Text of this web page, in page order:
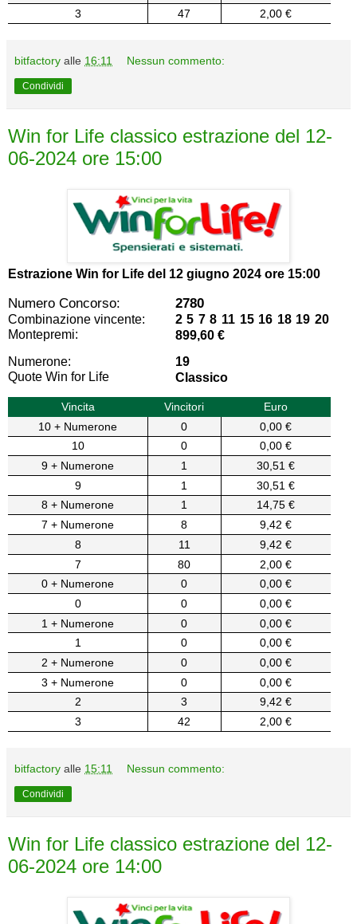
3
47 2,00 €
bitfactory alle 16:11 Nessun commento:
Condividi
Win for Life classico estrazione del 12-
06-2024 ore 15:00
Estrazione Win for Life del 12 giugno 2024 ore 15:00
Numero Concorso: 2780
Combinazione vincente:
2 5 7 8 11 15 16 18 19 20
Montepremi:
899,60 €
Numerone:
19
Quote Win for Life
Classico
Vincita Vincitori
Euro
10 + Numerone
0
0,00 €
10
0
0,00 €
9 + Numerone
1
30,51 €
9
1
30,51 €
8 + Numerone
1
14,75 €
7 + Numerone
8
9,42 €
8
11
9,42 €
7
80
2,00 €
0 + Numerone
0
0,00 €
0
0
0,00 €
1 + Numerone
0
0,00 €
1
0
0,00 €
2 + Numerone
0
0,00 €
3 + Numerone
0
0,00 €
2
3
9,42 €
3
42 2,00 €
bitfactory alle 15:11 Nessun commento:
Condividi
Win for Life classico estrazione del 12-
06-2024 ore 14:00